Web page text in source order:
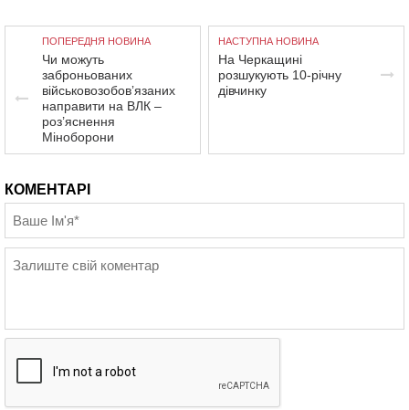
ПОПЕРЕДНЯ НОВИНА
Чи можуть
заброньованих
військовозобовʼязаних
направити на ВЛК –
роз’яснення
Міноборони
НАСТУПНА НОВИНА
На Черкащині
розшукують 10-річну
дівчинку
КОМЕНТАРІ